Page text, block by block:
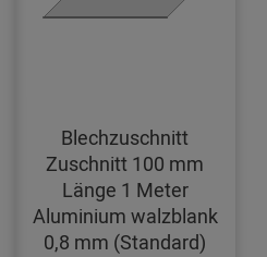
Blechzuschnitt
Zuschnitt 100 mm
Länge 1 Meter
Aluminium walzblank
0,8 mm (Standard)